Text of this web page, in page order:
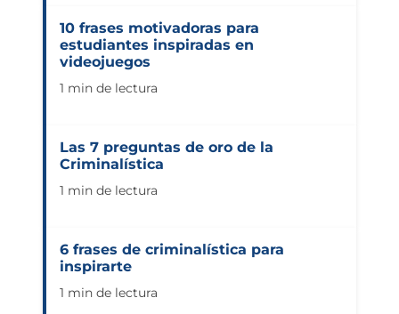
10 frases motivadoras para
estudiantes inspiradas en
videojuegos
1 min de lectura
Las 7 preguntas de oro de la
Criminalística
1 min de lectura
6 frases de criminalística para
inspirarte
1 min de lectura